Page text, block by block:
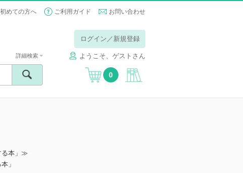
初めての方へ ご利用ガイド お問い合わせ
ログイン／新規登録
ようこそ、ゲストさん
詳細検索
0
る本」≫
」